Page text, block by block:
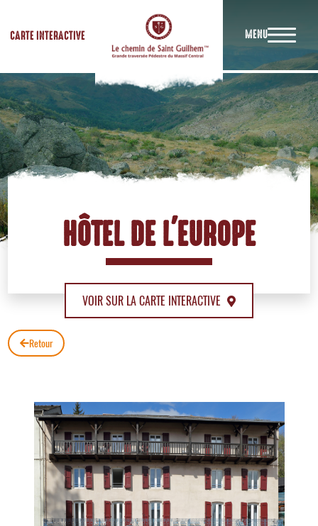
CARTE INTERACTIVE MENU
HÔTEL DE L'EUROPE
VOIR SUR LA CARTE INTERACTIVE
Retour